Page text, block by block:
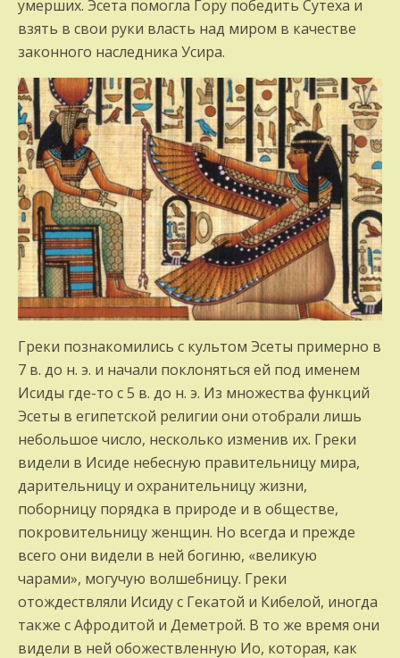
умерших. Эсета помогла Гору победить Сутеха и
взять в свои руки власть над миром в качестве
законного наследника Усира.
Греки познакомились с культом Эсеты примерно в
7 в. до н. э. и начали поклоняться ей под именем
Исиды где-то с 5 в. до н. э. Из множества функций
Эсеты в египетской религии они отобрали лишь
небольшое число, несколько изменив их. Греки
видели в Исиде небесную правительницу мира,
дарительницу и охранительницу жизни,
поборницу порядка в природе и в обществе,
покровительницу женщин. Но всегда и прежде
всего они видели в ней богиню, «великую
чарами», могучую волшебницу. Греки
отождествляли Исиду с Гекатой и Кибелой, иногда
также с Афродитой и Деметрой. В то же время они
видели в ней обожествленную Ио, которая, как